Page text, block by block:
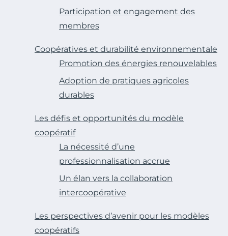
Participation et engagement des
membres
Coopératives et durabilité environnementale
Promotion des énergies renouvelables
Adoption de pratiques agricoles
durables
Les défis et opportunités du modèle
coopératif
La nécessité d’une
professionnalisation accrue
Un élan vers la collaboration
intercoopérative
Les perspectives d’avenir pour les modèles
coopératifs